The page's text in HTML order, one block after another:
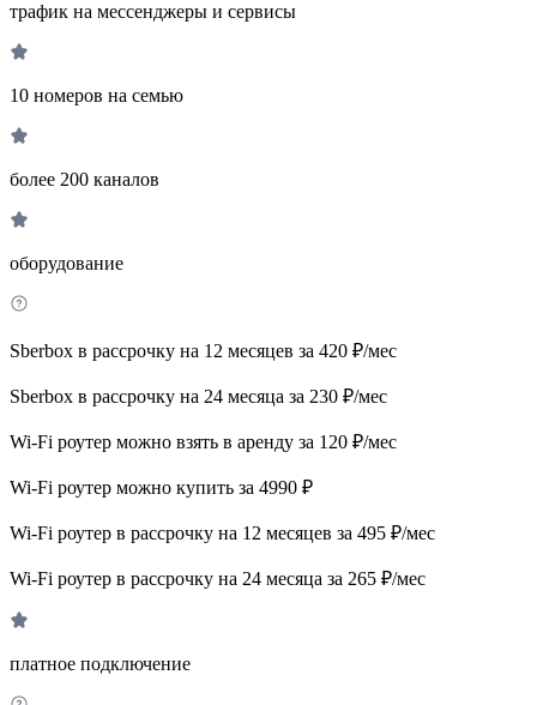
трафик на мессенджеры и сервисы
10 номеров на семью
более 200 каналов
оборудование
Sberbox в рассрочку на 12 месяцев за 420 ₽/мес
Sberbox в рассрочку на 24 месяца за 230 ₽/мес
Wi-Fi роутер можно взять в аренду за 120 ₽/мес
Wi-Fi роутер можно купить за 4990 ₽
Wi-Fi роутер в рассрочку на 12 месяцев за 495 ₽/мес
Wi-Fi роутер в рассрочку на 24 месяца за 265 ₽/мес
платное подключение